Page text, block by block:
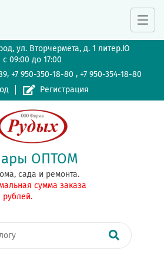
ул. Вторчермета, д. 1 литер.Ю
с 09:00 до 17:00
,+7 950-350-18-80 ,+7 950-354-18-80
Регистрация
ОПТОМ
сада и ремонта.
сумма заказа
рублей.